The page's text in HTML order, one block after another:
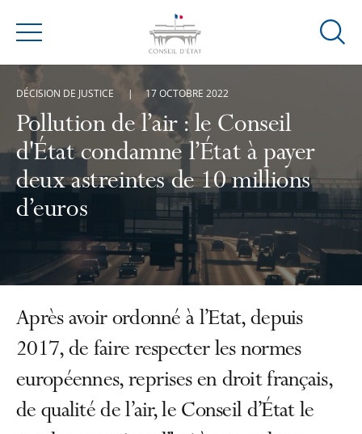
Menu
Ouvrir
Pollution de l’air : le Conseil
d'État condamne l’État à payer
deux astreintes de 10 millions
d’euros
DÉCISION DE JUSTICE 17 OCTOBRE 2022
Après avoir ordonné à l’Etat, depuis
2017, de faire respecter les normes
européennes, reprises en droit français,
de qualité de l’air, le Conseil d’État le